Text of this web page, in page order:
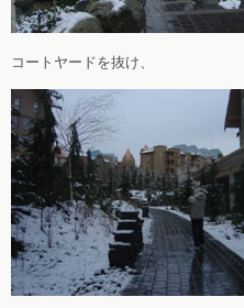
コートヤードを抜け、